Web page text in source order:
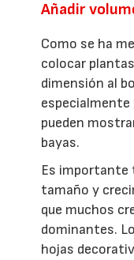
Añadir
Como se ha
colocar
dimensión al
pueden
bayas.
Es importante
tamaño y
que muchos
dominantes.
hojas